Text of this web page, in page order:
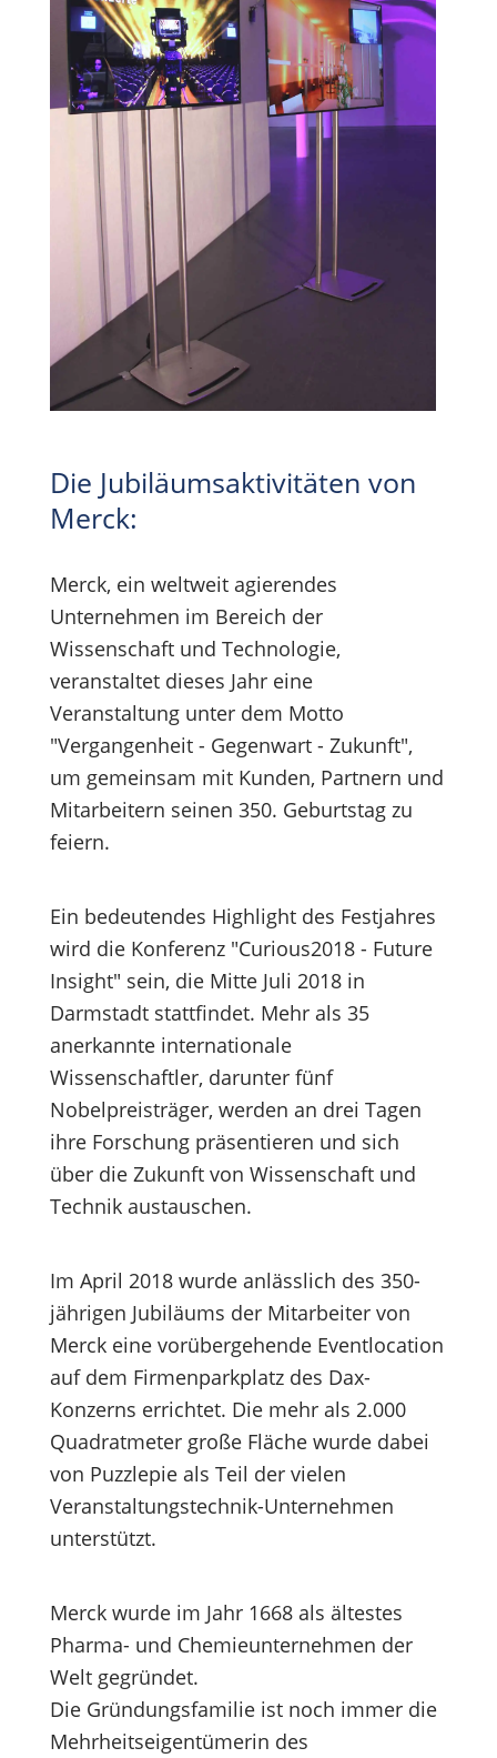
Die Jubiläumsaktivitäten von
Merck:
Merck, ein weltweit agierendes
Unternehmen im Bereich der
Wissenschaft und Technologie,
veranstaltet dieses Jahr eine
Veranstaltung unter dem Motto
"Vergangenheit - Gegenwart - Zukunft",
um gemeinsam mit Kunden, Partnern und
Mitarbeitern seinen 350. Geburtstag zu
feiern.
Ein bedeutendes Highlight des Festjahres
wird die Konferenz "Curious2018 - Future
Insight" sein, die Mitte Juli 2018 in
Darmstadt stattfindet. Mehr als 35
anerkannte internationale
Wissenschaftler, darunter fünf
Nobelpreisträger, werden an drei Tagen
ihre Forschung präsentieren und sich
über die Zukunft von Wissenschaft und
Technik austauschen.
Im April 2018 wurde anlässlich des 350-
jährigen Jubiläums der Mitarbeiter von
Merck eine vorübergehende Eventlocation
auf dem Firmenparkplatz des Dax-
Konzerns errichtet. Die mehr als 2.000
Quadratmeter große Fläche wurde dabei
von Puzzlepie als Teil der vielen
Veranstaltungstechnik-Unternehmen
unterstützt.
Merck wurde im Jahr 1668 als ältestes
Pharma- und Chemieunternehmen der
Welt gegründet.
Die Gründungsfamilie ist noch immer die
Mehrheitseigentümerin des